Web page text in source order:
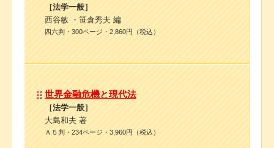
［法学一般］
西谷敏 ・笹倉秀夫 編
四六判・300ページ・2,860円（税込）
世界金融危機と現代法
［法学一般］
大島和夫 著
Ａ５判・234ページ・3,960円（税込）